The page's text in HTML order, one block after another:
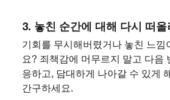
3. 놓친 순간에 대해 다시 떠올
기회를 무시해버렸거나 놓친 느낌
요? 죄책감에 머무르지 말고 다음
응하고, 담대하게 나아갈 수 있게
간구하세요.